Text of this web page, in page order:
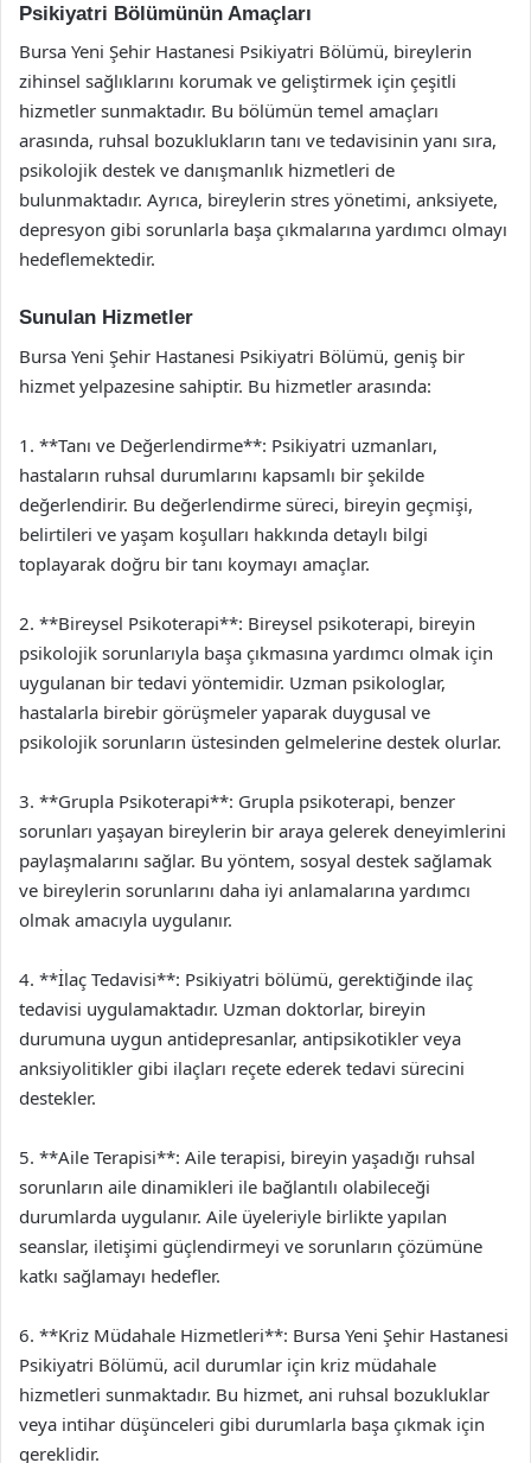
Psikiyatri Bölümünün Amaçları
Bursa Yeni Şehir Hastanesi Psikiyatri Bölümü, bireylerin
zihinsel sağlıklarını korumak ve geliştirmek için çeşitli
hizmetler sunmaktadır. Bu bölümün temel amaçları
arasında, ruhsal bozuklukların tanı ve tedavisinin yanı sıra,
psikolojik destek ve danışmanlık hizmetleri de
bulunmaktadır. Ayrıca, bireylerin stres yönetimi, anksiyete,
depresyon gibi sorunlarla başa çıkmalarına yardımcı olmayı
hedeflemektedir.
Sunulan Hizmetler
Bursa Yeni Şehir Hastanesi Psikiyatri Bölümü, geniş bir
hizmet yelpazesine sahiptir. Bu hizmetler arasında:
1. **Tanı ve Değerlendirme**: Psikiyatri uzmanları,
hastaların ruhsal durumlarını kapsamlı bir şekilde
değerlendirir. Bu değerlendirme süreci, bireyin geçmişi,
belirtileri ve yaşam koşulları hakkında detaylı bilgi
toplayarak doğru bir tanı koymayı amaçlar.
2. **Bireysel Psikoterapi**: Bireysel psikoterapi, bireyin
psikolojik sorunlarıyla başa çıkmasına yardımcı olmak için
uygulanan bir tedavi yöntemidir. Uzman psikologlar,
hastalarla birebir görüşmeler yaparak duygusal ve
psikolojik sorunların üstesinden gelmelerine destek olurlar.
3. **Grupla Psikoterapi**: Grupla psikoterapi, benzer
sorunları yaşayan bireylerin bir araya gelerek deneyimlerini
paylaşmalarını sağlar. Bu yöntem, sosyal destek sağlamak
ve bireylerin sorunlarını daha iyi anlamalarına yardımcı
olmak amacıyla uygulanır.
4. **İlaç Tedavisi**: Psikiyatri bölümü, gerektiğinde ilaç
tedavisi uygulamaktadır. Uzman doktorlar, bireyin
durumuna uygun antidepresanlar, antipsikotikler veya
anksiyolitikler gibi ilaçları reçete ederek tedavi sürecini
destekler.
5. **Aile Terapisi**: Aile terapisi, bireyin yaşadığı ruhsal
sorunların aile dinamikleri ile bağlantılı olabileceği
durumlarda uygulanır. Aile üyeleriyle birlikte yapılan
seanslar, iletişimi güçlendirmeyi ve sorunların çözümüne
katkı sağlamayı hedefler.
6. **Kriz Müdahale Hizmetleri**: Bursa Yeni Şehir Hastanesi
Psikiyatri Bölümü, acil durumlar için kriz müdahale
hizmetleri sunmaktadır. Bu hizmet, ani ruhsal bozukluklar
veya intihar düşünceleri gibi durumlarla başa çıkmak için
gereklidir.